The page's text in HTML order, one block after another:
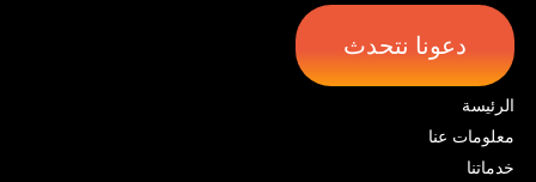
دعونا نتحدث
الرئيسة
معلومات عنا
خدماتنا